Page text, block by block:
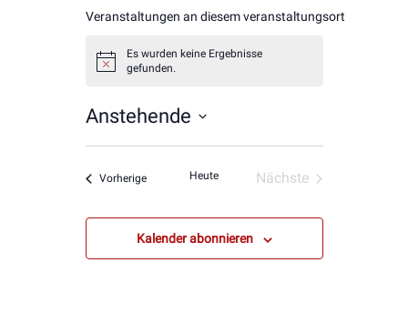
Veranstaltungen an diesem veranstaltungsort
Hinweis
Es wurden keine Ergebnisse
gefunden.
Anstehende
Datum
VorherigeVeranstaltungen
Heute
Nächste
Kalender abonnieren